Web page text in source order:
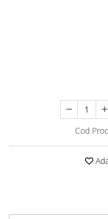
Cod